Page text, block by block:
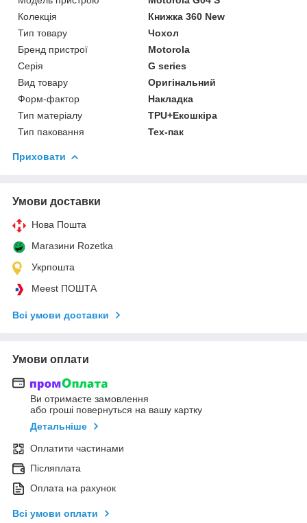
Колекція
Книжка 360 New
Тип товару
Чохол
Бренд пристрої
Motorola
Серія
G series
Вид товару
Оригінальний
Форм-фактор
Накладка
Тип матеріалу
TPU+Екошкіра
Тип паковання
Тех-пак
Приховати
Умови доставки
Нова Пошта
Магазини Rozetka
Укрпошта
Meest ПОШТА
Всі умови доставки
Умови оплати
Ви отримаєте замовлення
або гроші повернуться на вашу картку
Детальніше
Оплатити частинами
Післяплата
Оплата на рахунок
Всі умови оплати